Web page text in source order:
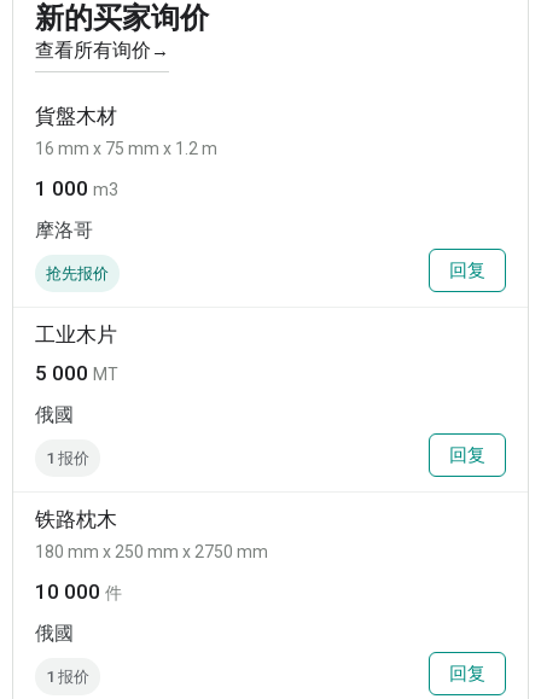
新的买家询价
查看所有询价 →
貨盤木材
16 mm x 75 mm x 1.2 m
1 000 m3
摩洛哥
抢先报价 回复
工业木片
5 000 MT
俄國
1 报价 回复
铁路枕木
180 mm x 250 mm x 2750 mm
10 000 件
俄國
1 报价 回复